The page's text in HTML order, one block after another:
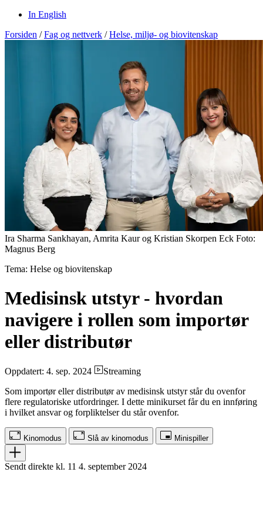
In English
Forsiden / Fag og nettverk / Helse, miljø- og biovitenskap
Ira Sharma Sankhayan, Amrita Kaur og Kristian Skorpen Eck Foto:
Magnus Berg
Tema: Helse og biovitenskap
Medisinsk utstyr - hvordan
navigere i rollen som importør
eller distributør
Oppdatert: 4. sep. 2024
Streaming
Som importør eller distributør av medisinsk utstyr står du ovenfor
flere regulatoriske utfordringer. I dette minikurset får du en innføring
i hvilket ansvar og forpliktelser du står ovenfor.
Kinomodus Slå av kinomodus Minispiller
Sendt direkte kl. 11 4. september 2024